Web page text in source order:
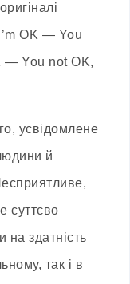
OK — You
— You not OK,
усвідомлене
й
суттєво
на здатність
так і в